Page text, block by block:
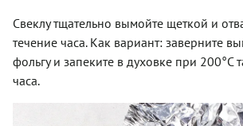
Свеклу тщательно вымойте щеткой и
течение часа. Как вариант: заверните
фольгу и запеките в духовке при 200°С
часа.